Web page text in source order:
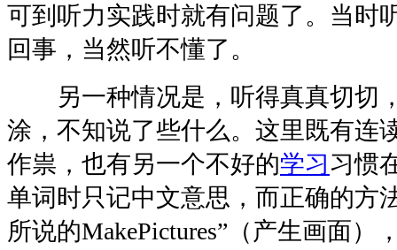
可到听力实践时就有问题了。当时
回事，当然听不懂了。
另一种情况是，听得真真切切
涂，不知说了些什么。这里既有连
作祟，也有另一个不好的学习习惯
单词时只记中文意思，而正确的方
所说的MakePictures”（产生画面）